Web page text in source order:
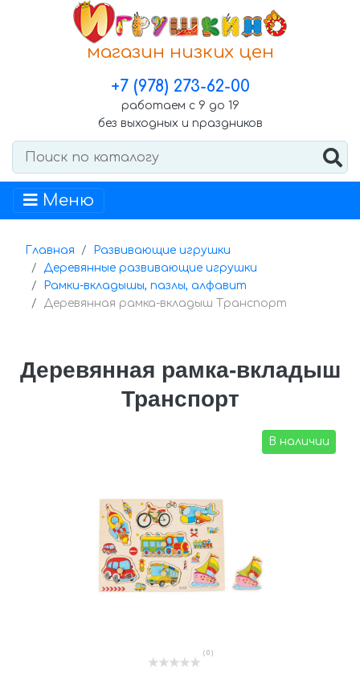
магазин низких цен
+7 (978) 273-62-00
работаем с 9 до 19
без выходных и праздников
Меню
Главная
Развивающие игрушки
Деревянные развивающие игрушки
Рамки-вкладышы, пазлы, алфавит
Деревянная рамка-вкладыш Транспорт
Деревянная рамка-вкладыш
Транспорт
В наличии
( 0 )